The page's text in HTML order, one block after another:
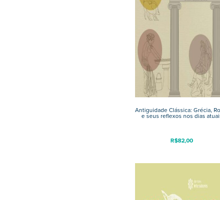
Antiguidade Clássica: Grécia,
e seus reflexos nos dias
R$82,00